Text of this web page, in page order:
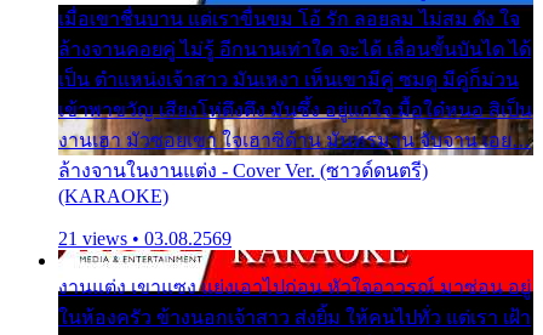
เมื่อเขาชื่นบาน แต่เราขื่นขม โอ้ รัก ลอยลม ไม่สม ดัง ใจ
ล้างจานคอยคู่ ไม่รู้ อีกนานเท่าใด จะได้ เลื่อนขั้นบันได ได้
เป็น ตำแหน่งเจ้าสาว มันเหงา เห็นเขามีคู่ ซมดู มีคู่ก็ม่วน
เข้าพาขวัญ เสียงโห่ตึงตึง มันซึ้ง อยู่แก่ใจ มื้อใด๋หนอ สิเป็น
งานเฮา มัวซอยเขา ใจเฮาซิด้าน มันทรมาน จับจาน เอย…
ล้างจานในงานแต่ง - Cover Ver. (ซาวด์ดนตรี)
(KARAOKE)
21 views • 03.08.2569
งานแต่ง เขาแซง แย่งเอาไปก่อน หัวใจอาวรณ์ มาซ่อน อยู่
ในห้องครัว ข้างนอกเจ้าสาว ส่งยิ้ม ให้คนไปทั่ว แต่เรา เฝ้า